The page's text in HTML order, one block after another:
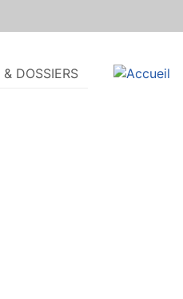
DOSSIERS